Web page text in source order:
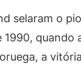
selaram o
quando
a